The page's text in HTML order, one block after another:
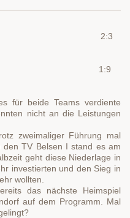
Belsen I 2:3
Lustnau III 1:9
für beide Teams verdiente
nicht an die Leistungen
zweimaliger Führung mal
TV Belsen I stand es am
geht diese Niederlage in
investierten und den Sieg in
wollten.
das nächste Heimspiel
auf dem Programm. Mal